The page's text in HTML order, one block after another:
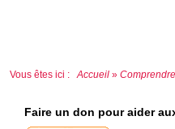
Vous êtes ici : Accueil »
Faire un don pour aider